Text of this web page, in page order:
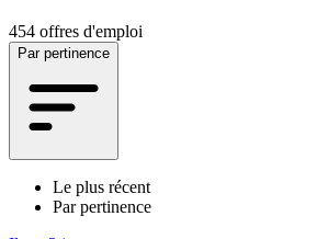
454 offres d'emploi
Par pertinence
Le plus récent
Par pertinence